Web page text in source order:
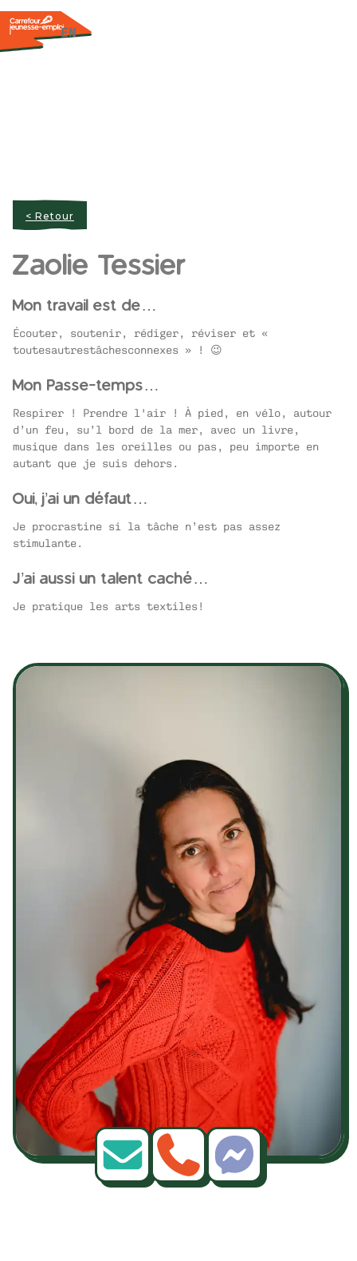
EN
< Retour
Zaolie Tessier
Mon travail est de…
Écouter, soutenir, rédiger, réviser et «
toutesautrestâchesconnexes » ! 😉
Mon Passe-temps…
Respirer ! Prendre l'air ! À pied, en vélo, autour
d’un feu, su’l bord de la mer, avec un livre,
musique dans les oreilles ou pas, peu importe en
autant que je suis dehors.
Oui, j’ai un défaut…
Je procrastine si la tâche n’est pas assez
stimulante.
J’ai aussi un talent caché…
Je pratique les arts textiles!